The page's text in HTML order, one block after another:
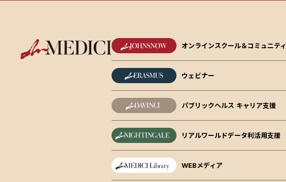
オンラインスクール＆コミュニティ
ウェビナー
パブリックヘルス キャリア支援
リアルワールドデータ利活用支援
WEBメディア